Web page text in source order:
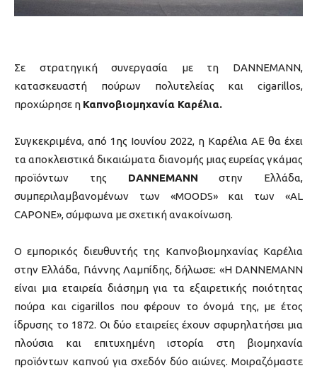
Σε στρατηγική συνεργασία με τη DANNEMANN,
κατασκευαστή πούρων πολυτελείας και cigarillos,
προχώρησε η Καπνοβιομηχανία Καρέλια.
Συγκεκριμένα, από 1ης Ιουνίου 2022, η Καρέλια ΑΕ θα έχει
τα αποκλειστικά δικαιώματα διανομής μιας ευρείας γκάμας
προϊόντων της DANNEMANN στην Ελλάδα,
συμπεριλαμβανομένων των «MOODS» και των «AL
CAPONE», σύμφωνα με σχετική ανακοίνωση.
Ο εμπορικός διευθυντής της Καπνοβιομηχανίας Καρέλια
στην Ελλάδα, Γιάννης Λαμπίδης, δήλωσε: «Η DANNEMANN
είναι μια εταιρεία διάσημη για τα εξαιρετικής ποιότητας
πούρα και cigarillos που φέρουν το όνομά της, με έτος
ίδρυσης το 1872. Οι δύο εταιρείες έχουν σφυρηλατήσει μια
πλούσια και επιτυχημένη ιστορία στη βιομηχανία
προϊόντων καπνού για σχεδόν δύο αιώνες. Μοιραζόμαστε